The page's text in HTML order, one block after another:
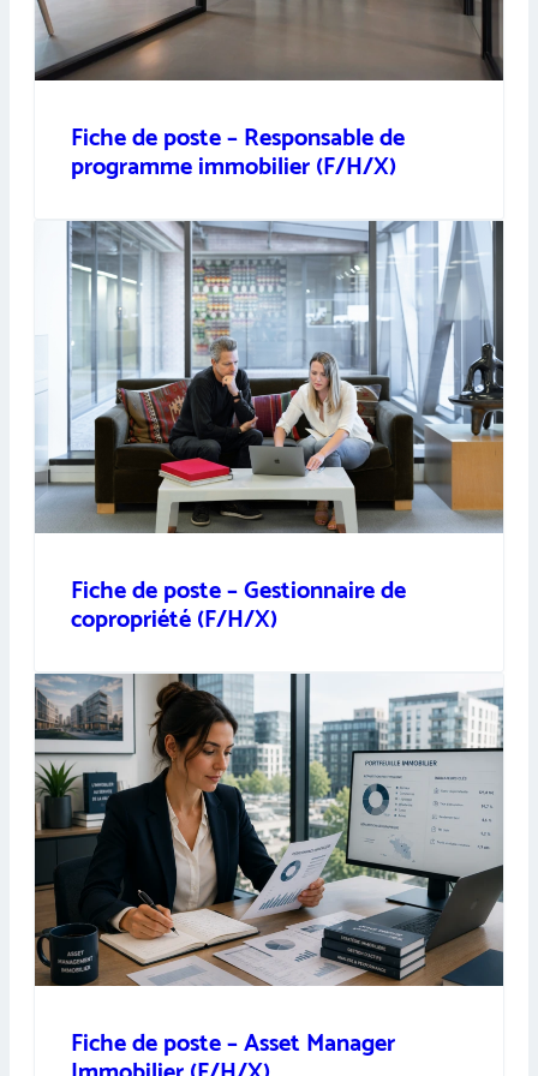
Fiche de poste – Responsable de
programme immobilier (F/H/X)
Fiche de poste – Gestionnaire de
copropriété (F/H/X)
Fiche de poste – Asset Manager